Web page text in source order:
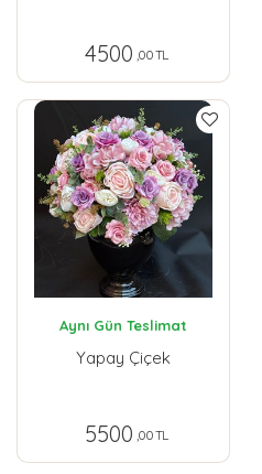
4500 ,00 TL
Aynı Gün Teslimat
Yapay Çiçek
5500 ,00 TL